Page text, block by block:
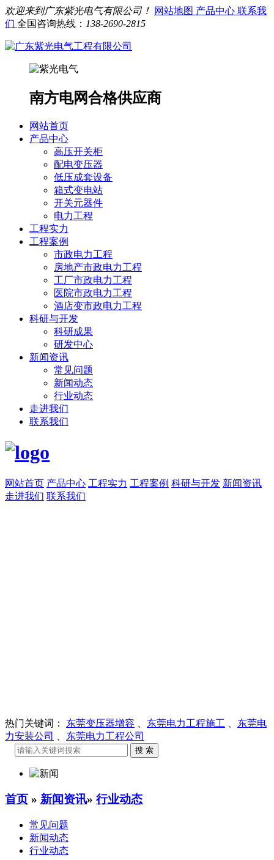
欢迎来到广东紫光电气有限公司！ 网站地图 产品中心 联系我
们 全国咨询热线： 138-2690-2815
南方电网合格供应商
网站首页
产品中心
高压开关柜
配电变压器
低压成套设备
箱式变电站
开关元器件
电力工程
工程实力
工程案例
市政电力工程
房地产市政电力工程
工厂市政电力工程
医院市政电力工程
酒店变市政电力工程
科研与开发
科研成果
研发中心
新闻资讯
常见问题
新闻动态
行业动态
走进我们
联系我们
网站首页 产品中心 工程实力 工程案例 科研与开发 新闻资讯
走进我们 联系我们
热门关键词： 东莞变压器增容 东莞电力工程施工
东莞电
力安装公司
东莞电力工程公司
首页 » 新闻资讯» 行业动态
常见问题
新闻动态
行业动态